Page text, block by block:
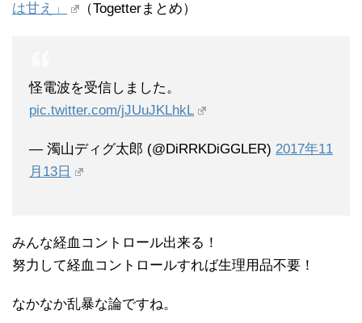
は甘え」
（Togetterまとめ）
怪電波を受信しました。
pic.twitter.com/jJUuJKLhkL
— 濁山ディグ太郎 (@DiRRKDiGGLER) 2017年11
月13日
みんな経血コントロール出来る！
努力して経血コントロールすれば生理用品不要！
なかなか乱暴な論ですね。